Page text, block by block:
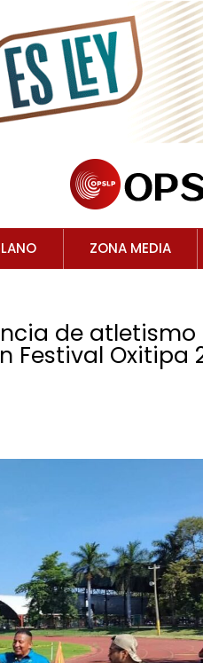
ZONA MEDIA
de atletismo
Festival Oxitipa